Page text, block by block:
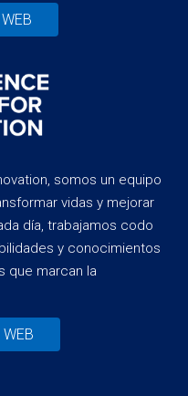
somos un equipo
vidas y mejorar
día, trabajamos codo
y conocimientos
que marcan la